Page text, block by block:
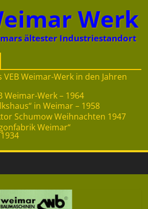
Werk
ältester Industriestandort
Weimar-Werk in den Jahren
Weimar-Werk – 1964
in Weimar – 1958
Schumow Weihnachten 1947
Weimar“